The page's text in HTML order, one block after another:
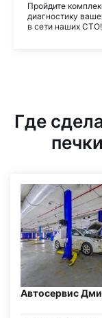
Пройдите
диагностику
в сети наших СТО!
Где
Автосервис